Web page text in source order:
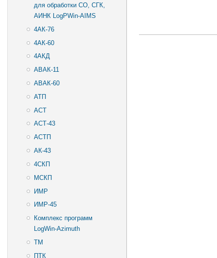
для обработки СО, СГК,
АИНК LogPWin-AIMS
4АК-76
4АК-60
4АКД
АВАК-11
АВАК-60
АТП
АСТ
АСТ-43
АСТП
АК-43
4СКП
МСКП
ИМР
ИМР-45
Комплекс программ
LogWin-Azimuth
ТМ
ПТК